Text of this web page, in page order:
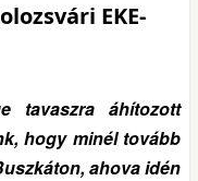
EKE-
tavaszra áhítozott
hogy minél tovább
ahova idén